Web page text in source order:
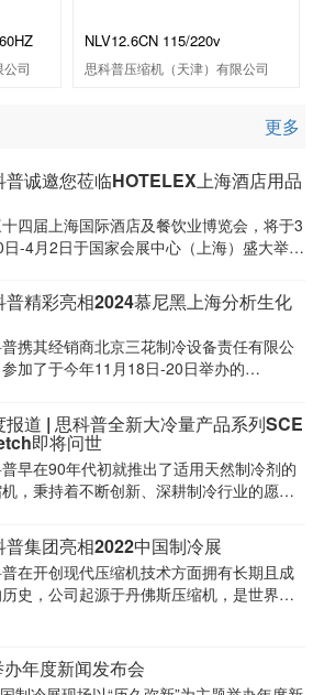
司
NLV12.6CN 115/220v
思科普压缩机（天津）有限公司
更多
普诚邀您莅临HOTELEX上海酒店用品
四届上海国际酒店及餐饮业博览会，将于3
日-4月2日于国家会展中心（上海）盛大举
普精彩亮相2024慕尼黑上海分析生化
携其经销商北京三花制冷设备责任有限公
加了于今年11月18日-20日举办的
报道 | 思科普全新大冷量产品系列SCE
即将问世
早在90年代初就推出了适用天然制冷剂的
，秉持着不断创新、深耕制冷行业的愿景
压缩机产品系列。
普集团亮相2022中国制冷展
在开创现代压缩机技术方面拥有长期且成
史，公司起源于丹佛斯压缩机，是世界领
年度新闻发布会